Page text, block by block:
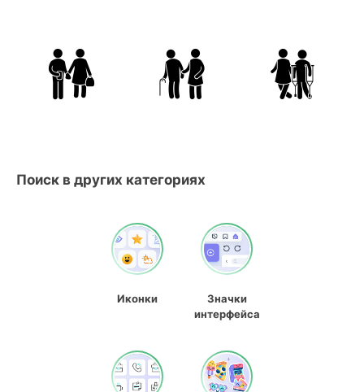
Поиск в других категориях
Иконки
Значки
интерфейса